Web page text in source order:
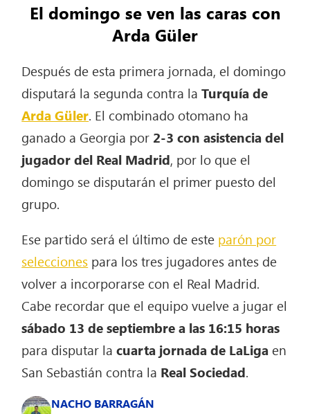
El domingo se ven las caras con
Arda Güler
Después de esta primera jornada, el domingo
disputará la segunda contra laTurquía de
Arda Güler. El combinado otomano ha
ganado a Georgia por 2-3 con asistencia del
jugador del Real Madrid, por lo que el
domingo se disputarán el primer puesto del
grupo.
Ese partido será el último de este parón por
selecciones para los tres jugadores antes de
volver a incorporarse con el Real Madrid.
Cabe recordar que el equipo vuelve a jugar el
sábado 13 de septiembre a las 16:15 horas
para disputar lacuarta jornada de LaLiga en
San Sebastián contra la Real Sociedad.
NACHO BARRAGÁN